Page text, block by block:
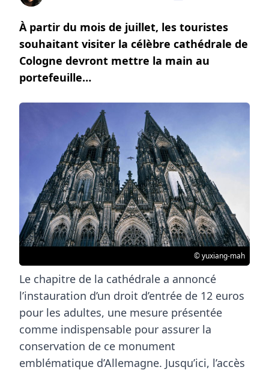
À partir du mois de juillet, les touristes
souhaitant visiter la célèbre cathédrale de
Cologne devront mettre la main au
portefeuille…
© yuxiang-mah
Le chapitre de la cathédrale a annoncé
l’instauration d’un droit d’entrée de 12 euros
pour les adultes, une mesure présentée
comme indispensable pour assurer la
conservation de ce monument
emblématique d’Allemagne. Jusqu’ici, l’accès